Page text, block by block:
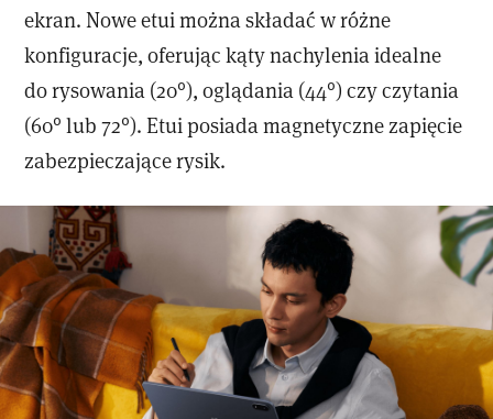
ekran. Nowe etui można składać w różne
konfiguracje, oferując kąty nachylenia idealne
do rysowania (20°), oglądania (44°) czy czytania
(60° lub 72°). Etui posiada magnetyczne zapięcie
zabezpieczające rysik.